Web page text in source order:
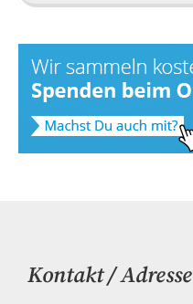
Kontakt / Adresse